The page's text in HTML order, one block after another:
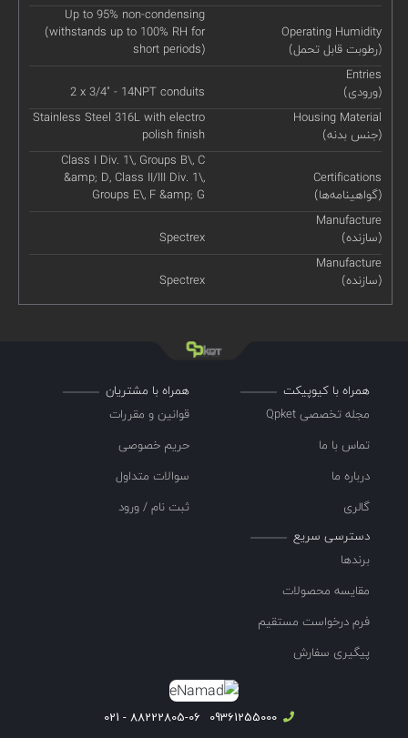
Operating Humidity
(رطوبت قابل تحمل)
Up to 95% non-condensing
(withstands up to 100% RH for
short periods)
Entries
(ورودی)
2 x 3/4" - 14NPT conduits
Housing Material
(جنس بدنه)
Stainless Steel 316L with electro
polish finish
Certifications
(گواهینامه‌ها)
Class I Div. 1\, Groups B\, C
&amp; D, Class II/III Div. 1\,
Groups E\, F &amp; G
Manufacture
(سازنده)
Spectrex
Manufacture
(سازنده)
Spectrex
همراه با کیوپیکت
مجله تخصصی Qpket
تماس با ما
درباره ما
گالری
همراه با مشتریان
قوانین و مقررات
حریم خصوصی
سوالات متداول
ثبت نام / ورود
دسترسی سریع
برندها
مقایسه محصولات
فرم درخواست مستقیم
پیگیری سفارش
09361255000
88222805-06 - 021